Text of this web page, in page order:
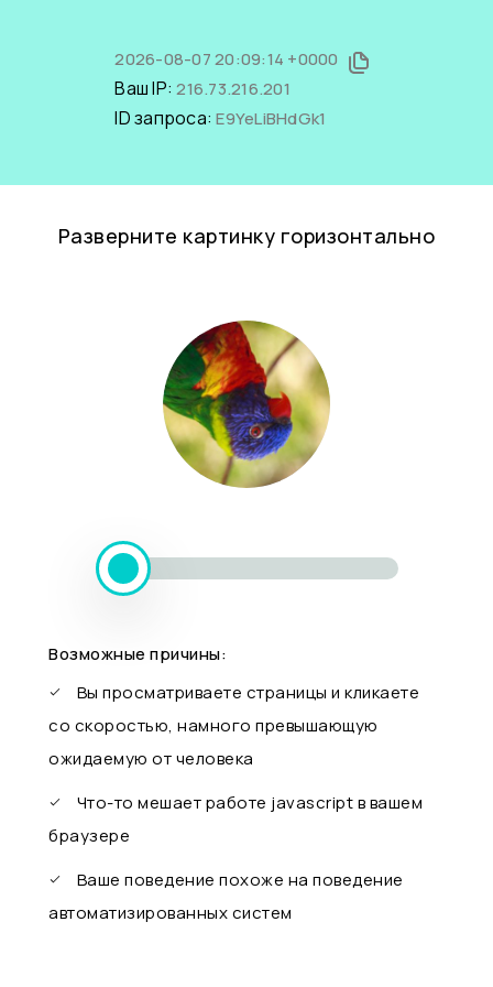
2026-08-07 20:09:14 +0000
Ваш IP:216.73.216.201
ID запроса:E9YeLiBHdGk1
Разверните картинку горизонтально
Возможные причины:
Вы просматриваете страницы и кликаете
со скоростью, намного превышающую
ожидаемую от человека
Что-то мешает работе javascript в вашем
браузере
Ваше поведение похоже на поведение
автоматизированных систем